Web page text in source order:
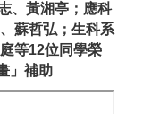
、黃湘亭；應科
蘇哲弘；生科系
等12位同學榮
」補助